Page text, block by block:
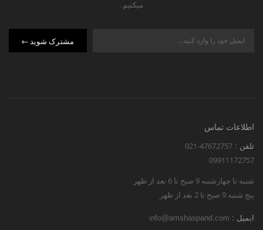
میکنیم.
مشترک شوید
اطلاعات تماس
تلفن : 021-47672757
09911172757
شنبه تا چهارشنبه 9 صبح تا 6 بعد از ظهر
پنج شنبه 9 صبح تا 2 بعد از ظهر
ایمیل : info@amshaspand.com